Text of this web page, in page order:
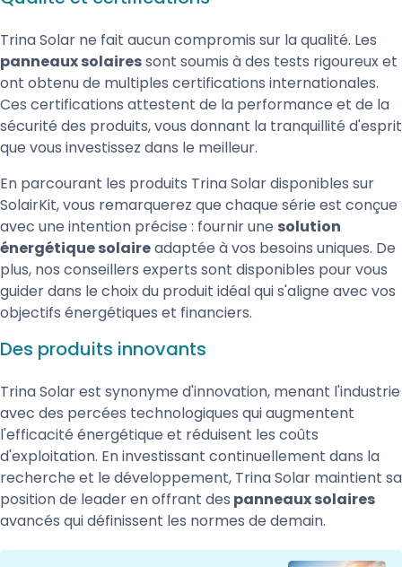
Trina Solar ne fait aucun compromis sur la qualité. Les
panneaux solairessont soumis à des tests rigoureux et
ont obtenu de multiples certifications internationales.
Ces certifications attestent de la performance et de la
sécurité des produits, vous donnant la tranquillité d'esprit
que vous investissez dans le meilleur.
En parcourant les produits Trina Solar disponibles sur
SolairKit, vous remarquerez que chaque série est conçue
avec une intention précise : fournir une solution
énergétique solaireadaptée à vos besoins uniques. De
plus, nos conseillers experts sont disponibles pour vous
guider dans le choix du produit idéal qui s'aligne avec vos
objectifs énergétiques et financiers.
Des produits innovants
Trina Solar est synonyme d'innovation, menant l'industrie
avec des percées technologiques qui augmentent
l'efficacité énergétique et réduisent les coûts
d'exploitation. En investissant continuellement dans la
recherche et le développement, Trina Solar maintient sa
position de leader en offrant des panneaux solaires
avancés qui définissent les normes de demain.